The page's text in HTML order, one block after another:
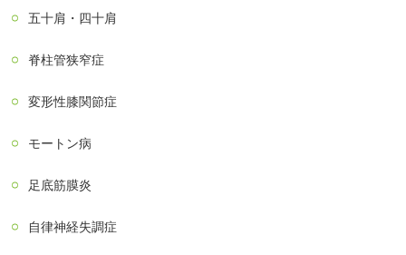
五十肩・四十肩
脊柱管狭窄症
変形性膝関節症
モートン病
足底筋膜炎
自律神経失調症